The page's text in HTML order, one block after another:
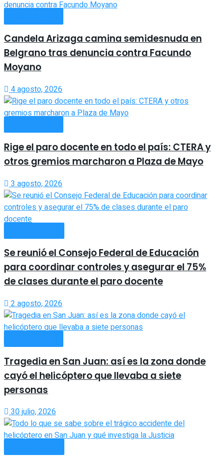
Candela Arizaga camina semidesnuda en
Belgrano tras denuncia contra Facundo
Moyano
4 agosto, 2026
Rige el paro docente en todo el país: CTERA y
otros gremios marcharon a Plaza de Mayo
3 agosto, 2026
Se reunió el Consejo Federal de Educación
para coordinar controles y asegurar el 75%
de clases durante el paro docente
2 agosto, 2026
Tragedia en San Juan: así es la zona donde
cayó el helicóptero que llevaba a siete
personas
30 julio, 2026